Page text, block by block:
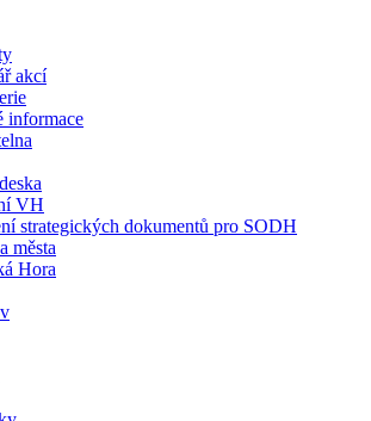
akcí
informace
VH
strategických dokumentů pro SODH
města
Hora